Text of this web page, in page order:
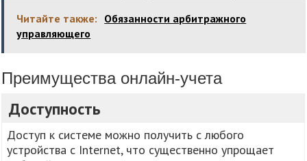
Читайте также: Обязанности арбитражного
управляющего
Преимущества онлайн-учета
Доступность
Доступ к системе можно получить с любого
устройства с Internet, что существенно упрощает